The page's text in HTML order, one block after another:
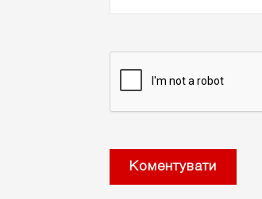
Коментувати